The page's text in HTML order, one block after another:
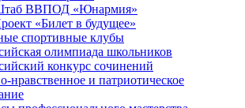
ВВПОД «Юнармия»
«Билет в будущее»
спортивные клубы
олимпиада школьников
конкурс сочинений
нравственное и патриотическое